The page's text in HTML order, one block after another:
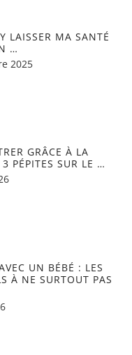
LAISSER MA SANTÉ
…
2025
GRÂCE À LA
3 PÉPITES SUR LE …
UN BÉBÉ : LES
À NE SURTOUT PAS